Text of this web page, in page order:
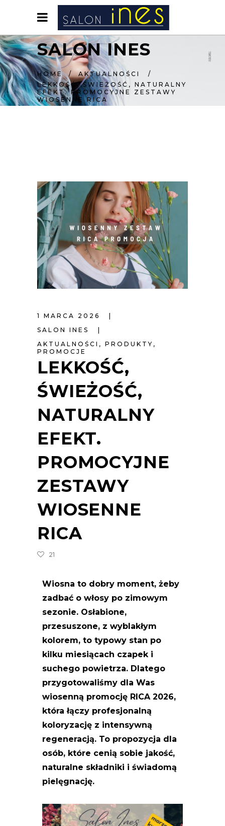
SALON INES
HOME/AKTUALNOŚCI
/
LEKKOŚĆ, ŚWIEŻOŚĆ, NATURALNY
EFEKT. PROMOCYJNE ZESTAWY
WIOSENNE RICA
1 MARCA 2026
SALON INES
AKTUALNOŚCI , PRODUKTY ,
PROMOCJE
LEKKOŚĆ,
ŚWIEŻOŚĆ,
NATURALNY
EFEKT.
PROMOCYJNE
ZESTAWY
WIOSENNE
RICA
21
Wiosna to dobry moment, żeby
zadbać o włosy po zimowym
sezonie. Osłabione,
przesuszone, z wyblakłym
kolorem, to typowy stan po
kilku miesiącach czapek i
suchego powietrza. Dlatego
przygotowaliśmy dla Was
wiosenną promocję RICA 2026,
która łączy profesjonalną
koloryzację z intensywną
regeneracją. To propozycja dla
osób, które cenią sobie jakość,
naturalne składniki i świadomą
pielęgnację.